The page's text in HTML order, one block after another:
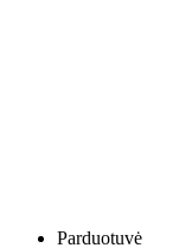
Parduotuvė